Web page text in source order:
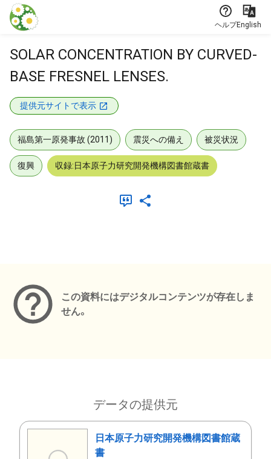
本文に飛ぶ
ヘルプEnglish
SOLAR CONCENTRATION BY CURVED-
BASE FRESNEL LENSES.
提供元サイトで表示
福島第一原発事故 (2011) 震災への備え 被災状況
復興 収録:日本原子力研究開発機構図書館蔵書
この資料にはデジタルコンテンツが存在しま
せん。
データの提供元
日本原子力研究開発機構図書館蔵
書